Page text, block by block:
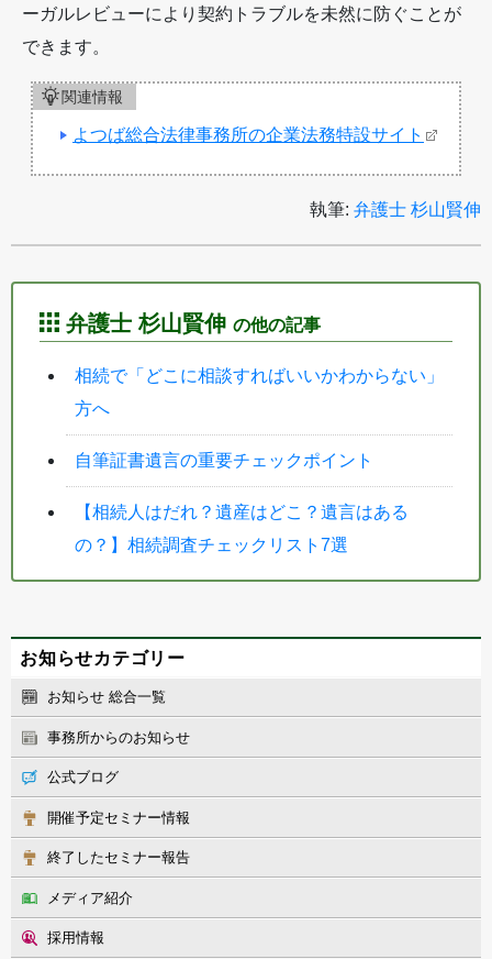
ーガルレビューにより契約トラブルを未然に防ぐことが
できます。
関連情報
よつば総合法律事務所の企業法務特設サイト
執筆: 弁護士 杉山賢伸
弁護士 杉山賢伸 の他の記事
相続で「どこに相談すればいいかわからない」
方へ
自筆証書遺言の重要チェックポイント
【相続人はだれ？遺産はどこ？遺言はある
の？】相続調査チェックリスト7選
お知らせカテゴリー
お知らせ 総合一覧
事務所からのお知らせ
公式ブログ
開催予定セミナー情報
終了したセミナー報告
メディア紹介
採用情報